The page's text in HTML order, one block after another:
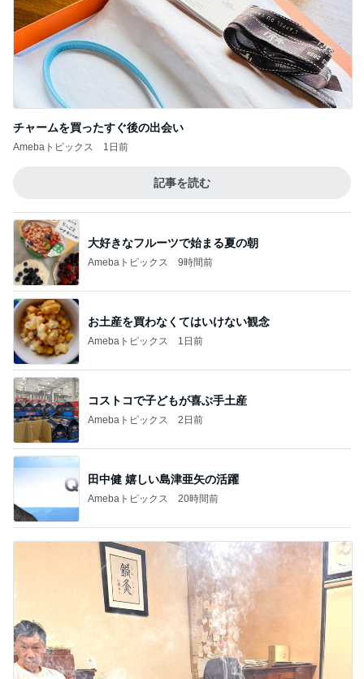
チャームを買ったすぐ後の出会い
Amebaトピックス 1日前
記事を読む
大好きなフルーツで始まる夏の朝
Amebaトピックス 9時間前
お土産を買わなくてはいけない観念
Amebaトピックス 1日前
コストコで子どもが喜ぶ手土産
Amebaトピックス 2日前
田中健 嬉しい島津亜矢の活躍
Amebaトピックス 20時間前